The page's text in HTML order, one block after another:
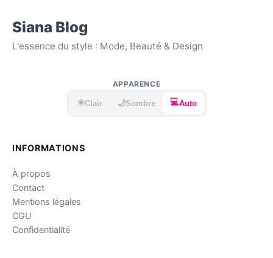
Siana Blog
L'essence du style : Mode, Beauté & Design
APPARENCE
☀️Clair 🌙Sombre 💻Auto
INFORMATIONS
À propos
Contact
Mentions légales
CGU
Confidentialité